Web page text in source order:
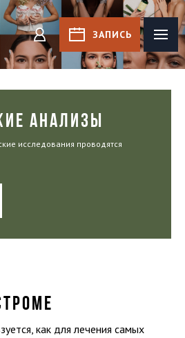
Tutto Bene
КАБИНЕТЗАПИСЬ
АНАЛИЗЫ
исследования проводятся
как для лечения самых